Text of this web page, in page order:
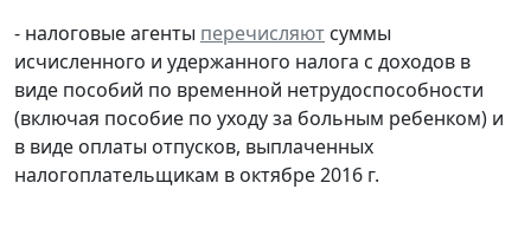
- налоговые агенты перечисляют суммы
исчисленного и удержанного налога с доходов в
виде пособий по временной нетрудоспособности
(включая пособие по уходу за больным ребенком) и
в виде оплаты отпусков, выплаченных
налогоплательщикам в октябре 2016 г.